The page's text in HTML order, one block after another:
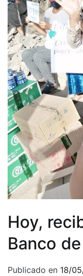
Hoy,
Banco
Publicado en 18/